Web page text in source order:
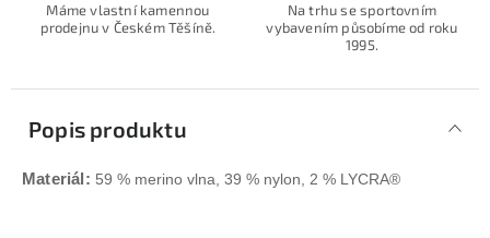
Máme vlastní kamennou
prodejnu v Českém Těšíně.
Na trhu se sportovním
vybavením působíme od roku
1995.
Popis produktu
Materiál: 59 % merino vlna, 39 % nylon, 2 % LYCRA®